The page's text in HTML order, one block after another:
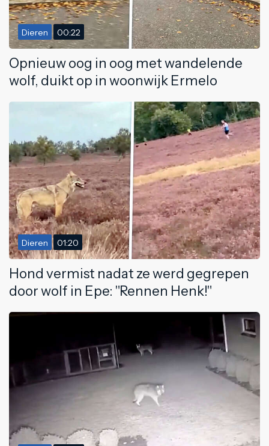
Dieren 00:22
Opnieuw oog in oog met wandelende
wolf, duikt op in woonwijk Ermelo
Dieren 01:20
Hond vermist nadat ze werd gegrepen
door wolf in Epe: "Rennen Henk!"